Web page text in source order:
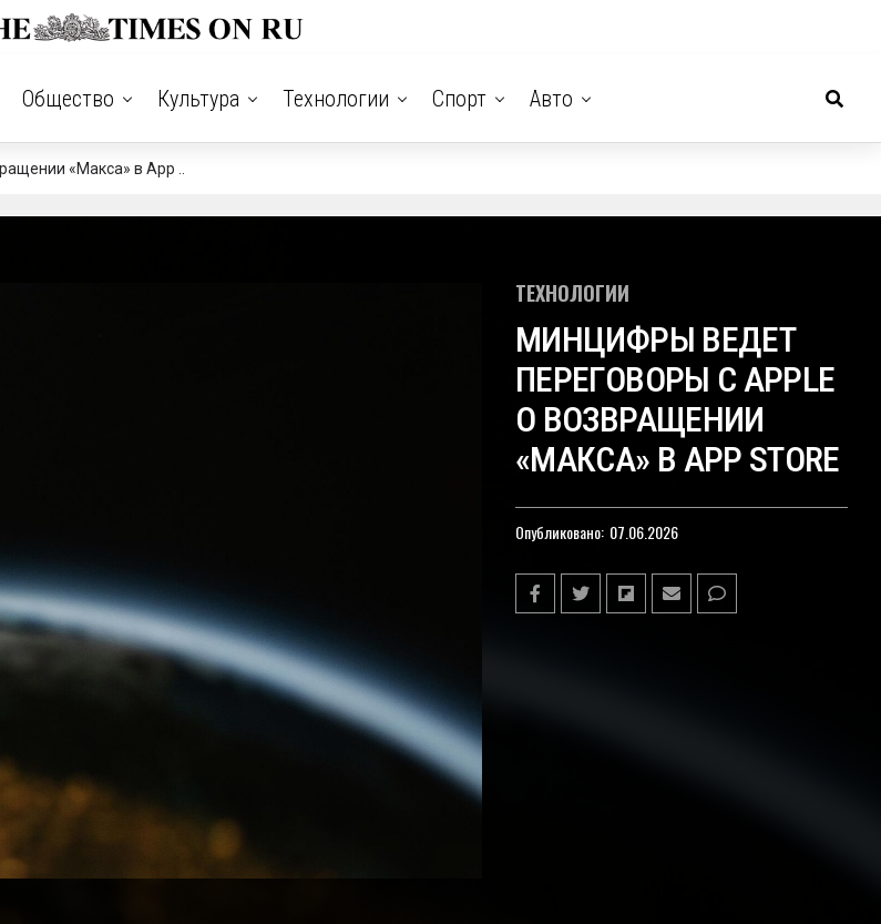
Общество Культура Технологии Спорт Авто
«Макса» в App ..
ТЕХНОЛОГИИ
МИНЦИФРЫ ВЕДЕТ
ПЕРЕГОВОРЫ С APPLE
О ВОЗВРАЩЕНИИ
«МАКСА» В APP STORE
Опубликовано: 07.06.2026